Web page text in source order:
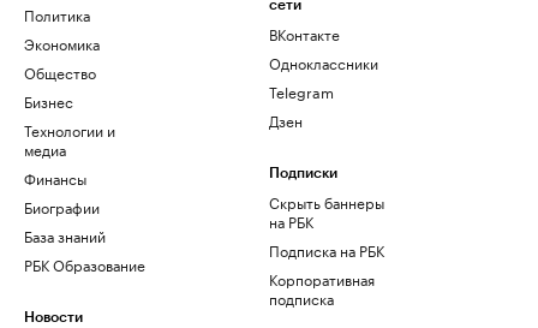
Политика
Экономика
Общество
Бизнес
Технологии и
медиа
Финансы
Биографии
База знаний
РБК Образование
Новости
сети
ВКонтакте
Одноклассники
Telegram
Дзен
Подписки
Скрыть баннеры
на РБК
Подписка на РБК
Корпоративная
подписка